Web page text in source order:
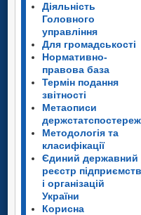
Діяльність
Головного
управління
Для громадськості
Нормативно-
правова база
Термін подання
звітності
Метаописи
Методологія та
класифікації
Єдиний державний
реєстр підприємств
і організацій
України
Корисна